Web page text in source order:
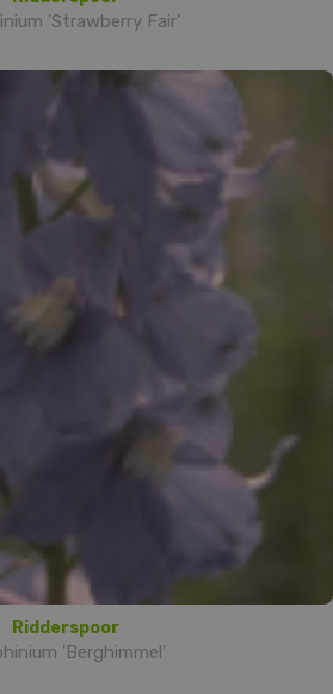
'Strawberry Fair'
Ridderspoor
'Berghimmel'